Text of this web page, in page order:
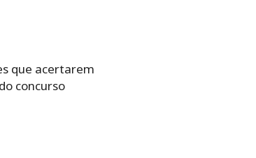
‌que‌ ‌acertarem‌
‌concurso‌